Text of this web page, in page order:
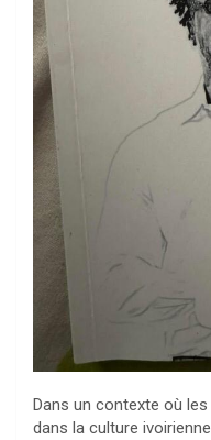
Dans un contexte où
dans la culture